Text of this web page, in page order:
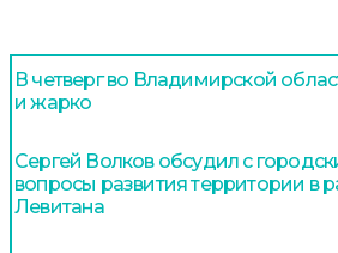
В четверг во Владимирской
и жарко
Сергей Волков обсудил с
вопросы развития территории в
Левитана